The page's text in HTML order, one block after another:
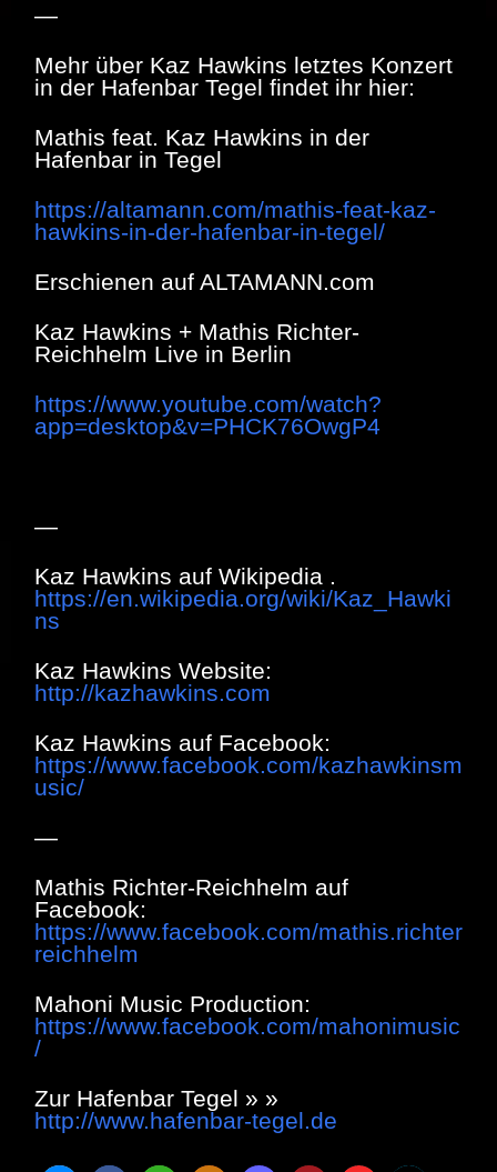
—
Mehr über Kaz Hawkins letztes Konzert
in der Hafenbar Tegel findet ihr hier:
Mathis feat. Kaz Hawkins in der
Hafenbar in Tegel
https://altamann.com/mathis-feat-kaz-
hawkins-in-der-hafenbar-in-tegel/
Erschienen auf ALTAMANN.com
Kaz Hawkins + Mathis Richter-
Reichhelm Live in Berlin
https://www.youtube.com/watch?
app=desktop&v=PHCK76OwgP4
—
Kaz Hawkins auf Wikipedia .
https://en.wikipedia.org/wiki/Kaz_Hawki
ns
Kaz Hawkins Website:
http://kazhawkins.com
Kaz Hawkins auf Facebook:
https://www.facebook.com/kazhawkinsm
usic/
—
Mathis Richter-Reichhelm auf
Facebook:
https://www.facebook.com/mathis.richter
reichhelm
Mahoni Music Production:
https://www.facebook.com/mahonimusic
/
Zur Hafenbar Tegel » »
http://www.hafenbar-tegel.de